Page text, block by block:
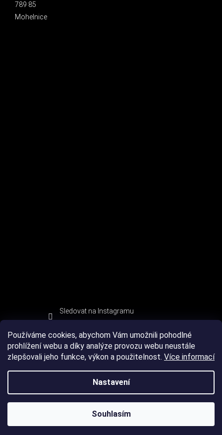
Používáme cookies, abychom Vám umožnili pohodlné
prohlížení webu a díky analýze provozu webu neustále
zlepšovali jeho funkce, výkon a použitelnost. Více informací
Nastavení
Souhlasím
789 85
Mohelnice
Sledovat na Instagramu
DEVIL SPORT. Všechna práva vyhrazena.